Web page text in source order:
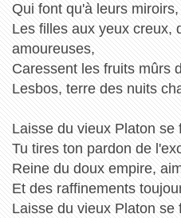
Qui font qu'à leurs
Les filles aux yeux creux,
amoureuses,
Caressent les fruits mûrs
Lesbos, terre des nuits
Laisse du vieux Platon se
Tu tires ton pardon de
Reine du doux empire,
Et des raffinements
Laisse du vieux Platon se